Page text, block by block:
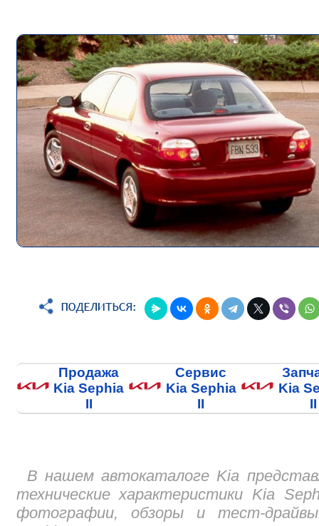
Продажа
Kia Sephia
II
Сервис
Kia Sephia
II
Kia
II
В нашем автокаталоге Kia
технические характеристики Kia
фотографии, обзоры и тест-